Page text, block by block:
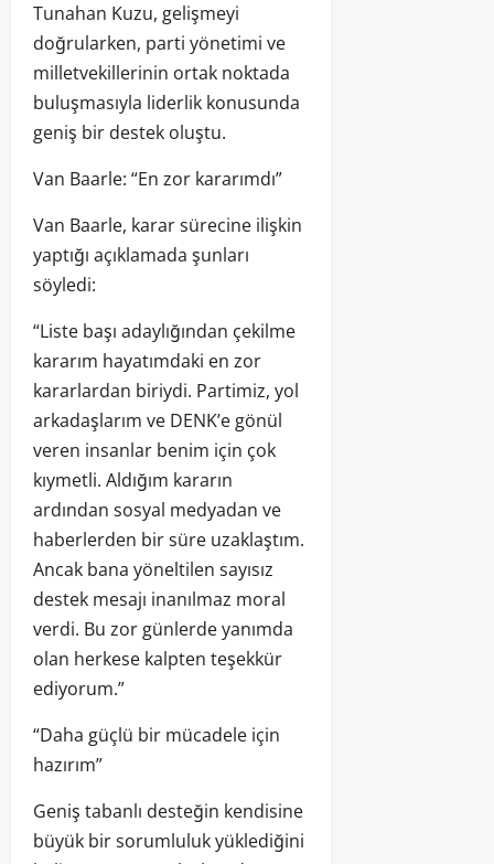
Tunahan Kuzu, gelişmeyi
doğrularken, parti yönetimi ve
milletvekillerinin ortak noktada
buluşmasıyla liderlik konusunda
geniş bir destek oluştu.
Van Baarle: “En zor kararımdı”
Van Baarle, karar sürecine ilişkin
yaptığı açıklamada şunları
söyledi:
“Liste başı adaylığından çekilme
kararım hayatımdaki en zor
kararlardan biriydi. Partimiz, yol
arkadaşlarım ve DENK’e gönül
veren insanlar benim için çok
kıymetli. Aldığım kararın
ardından sosyal medyadan ve
haberlerden bir süre uzaklaştım.
Ancak bana yöneltilen sayısız
destek mesajı inanılmaz moral
verdi. Bu zor günlerde yanımda
olan herkese kalpten teşekkür
ediyorum.”
“Daha güçlü bir mücadele için
hazırım”
Geniş tabanlı desteğin kendisine
büyük bir sorumluluk yüklediğini